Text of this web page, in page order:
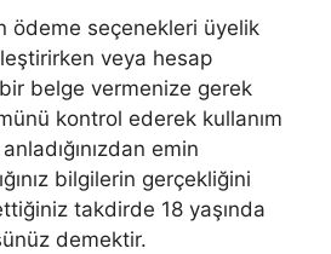
ödeme seçenekleri üyelik
veya hesap
belge vermenize gerek
kontrol ederek kullanım
emin
bilgilerin gerçekliğini
takdirde 18 yaşında
demektir.